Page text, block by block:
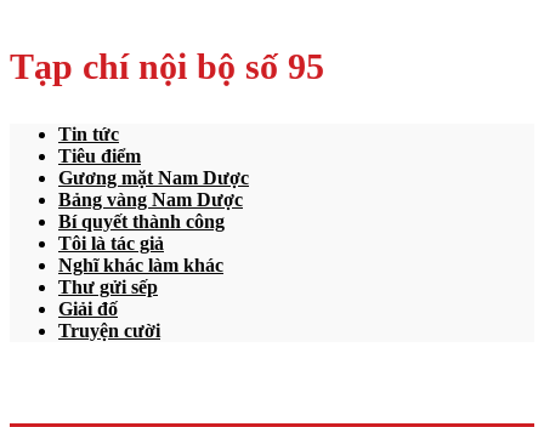
Tạp chí nội bộ số 95
Tin tức
Tiêu điểm
Gương mặt Nam Dược
Bảng vàng Nam Dược
Bí quyết thành công
Tôi là tác giả
Nghĩ khác làm khác
Thư gửi sếp
Giải đố
Truyện cười